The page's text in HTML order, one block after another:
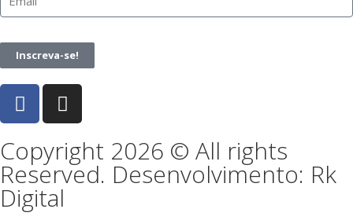
Inscreva-se!
Copyright 2026 © All rights
Reserved. Desenvolvimento: Rk
Digital